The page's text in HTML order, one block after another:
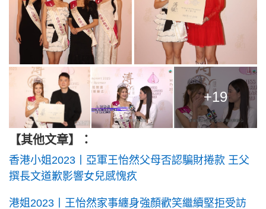
+19
【其他文章】：
香港小姐2023丨亞軍王怡然父母否認騙財捲款 王父
撰長文道歉影響女兒感愧疚
港姐2023丨王怡然家事纏身強顏歡笑繼續堅拒受訪